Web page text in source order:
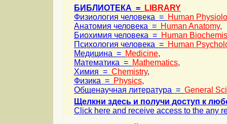
БИБЛИОТЕКА =
LIBRARY
Физиология человека = Human
Анатомия человека = Human Anatomy,
Биохимия человека = Human
Психология человека = Human
Медицина = Medicine,
Математика = Mathematics,
Химия = Chemistry,
Физика = Physics,
Общенаучная литература = General
Щелкни здесь и получи доступ к
Click here and receive access to the any